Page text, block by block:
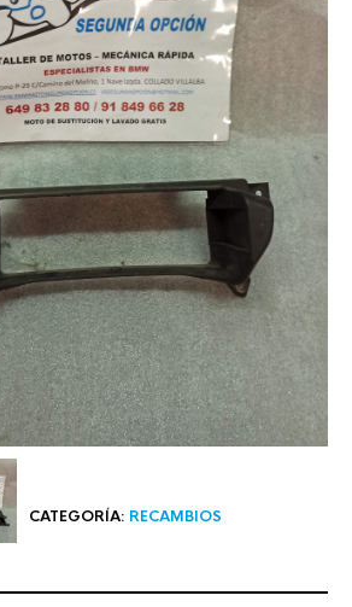
CATEGORÍA: RECAMBIOS